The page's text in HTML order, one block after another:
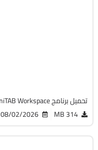
تحميل برنامج MiniTAB Workspace | لتحليل وإدارة الأعمال
314 MB
08/02/2026